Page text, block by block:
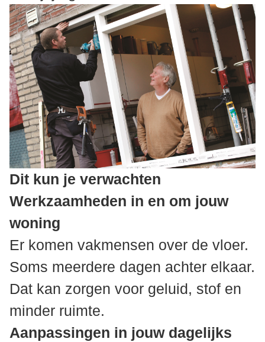
Dit kun je verwachten
Werkzaamheden in en om jouw
woning
Er komen vakmensen over de vloer.
Soms meerdere dagen achter elkaar.
Dat kan zorgen voor geluid, stof en
minder ruimte.
Aanpassingen in jouw dagelijks